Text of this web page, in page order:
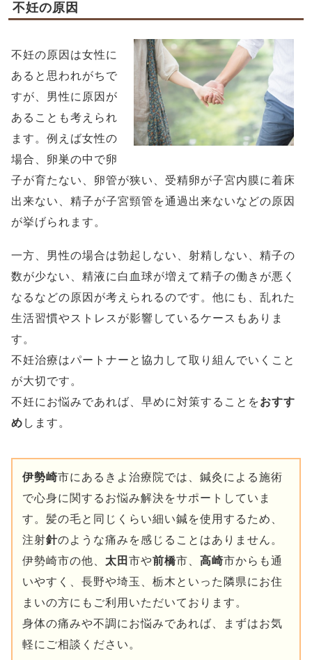
不妊の原因
不妊の原因は女性に
あると思われがちで
すが、男性に原因が
あることも考えられ
ます。例えば女性の
場合、卵巣の中で卵
子が育たない、卵管が狭い、受精卵が子宮内膜に着床
出来ない、精子が子宮頸管を通過出来ないなどの原因
が挙げられます。
一方、男性の場合は勃起しない、射精しない、精子の
数が少ない、精液に白血球が増えて精子の働きが悪く
なるなどの原因が考えられるのです。他にも、乱れた
生活習慣やストレスが影響しているケースもありま
す。
不妊治療はパートナーと協力して取り組んでいくこと
が大切です。
不妊にお悩みであれば、早めに対策することをおすす
め します。
伊勢崎市にあるきよ治療院では、鍼灸による施術
で心身に関するお悩み解決をサポートしていま
す。髪の毛と同じくらい細い鍼を使用するため、
注射針のような痛みを感じることはありません。
伊勢崎市の他、 太田 市や前橋市、 高崎市からも通
いやすく、長野や埼玉、栃木といった隣県にお住
まいの方にもご利用いただいております。
身体の痛みや不調にお悩みであれば、まずはお気
軽にご相談ください。